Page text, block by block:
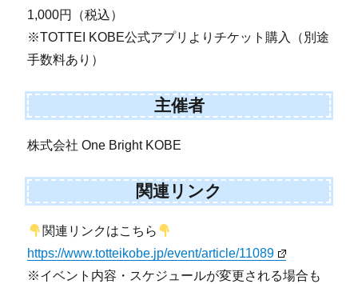
1,000円（税込）
※TOTTEI KOBE公式アプリよりチケット購入（別途
手数料あり）
主催者
株式会社 One Bright KOBE
関連リンク
関連リンクはこちら
https://www.totteikobe.jp/event/article/11089
※イベント内容・スケジュールが変更される場合も